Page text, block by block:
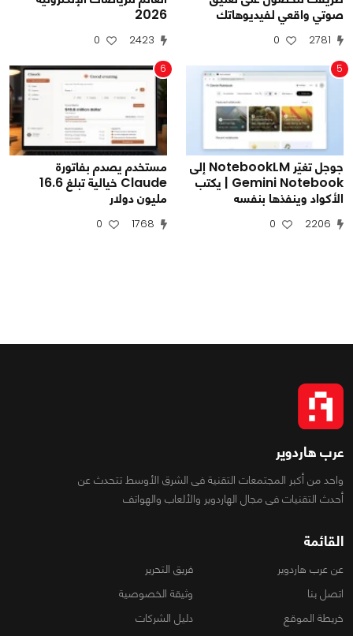
صوتي واقعي لفيديوهاتك
2781
0
2026
2423
0
5
جوجل تغيّر NotebookLM إلى
Gemini Notebook | يكتب
الأكواد وينفذها بنفسه
2206
0
6
مستخدم يصدم بفاتورة
Claude خيالية تبلغ 16.6
مليون دولار
1768
0
عرب هاردوير
واحد من أكبر المجتمعات التقنية فى الشرق الأوسط تتحدث عن
أحدث التقنيات فى مجال الهاردوير والألعاب والهواتف
القائمة
عن عرب هاردوير
فريق التحرير
اتصل بنا
وثيقة الخصوصية
خريطة الموقع
دليل الشركات